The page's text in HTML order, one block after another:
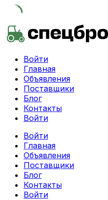
Skip
to
Войти
Главная
Объявления
Поставщики
Блог
Контакты
Войти
Войти
Главная
Объявления
Поставщики
Блог
Контакты
Войти